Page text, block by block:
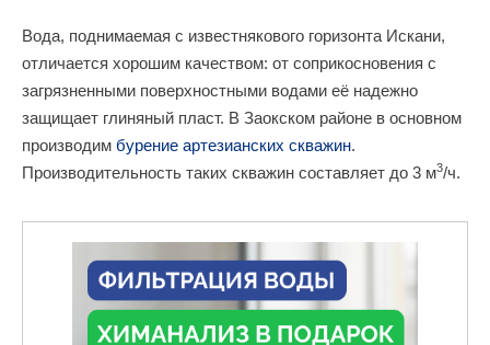
Вода, поднимаемая с известнякового горизонта Искани,
отличается хорошим качеством: от соприкосновения с
загрязненными поверхностными водами её надежно
защищает глиняный пласт. В Заокском районе в основном
производим бурение артезианских скважин.
Производительность таких скважин составляет до 3 м3/ч.